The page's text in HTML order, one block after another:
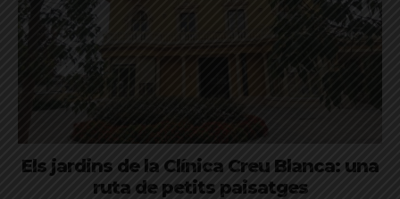
Els jardins de la Clínica Creu Blanca: una
ruta de petits paisatges